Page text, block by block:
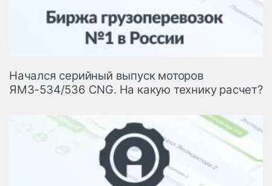
Начался серийный выпуск моторов
ЯМЗ-534/536 CNG. На какую технику расчет?